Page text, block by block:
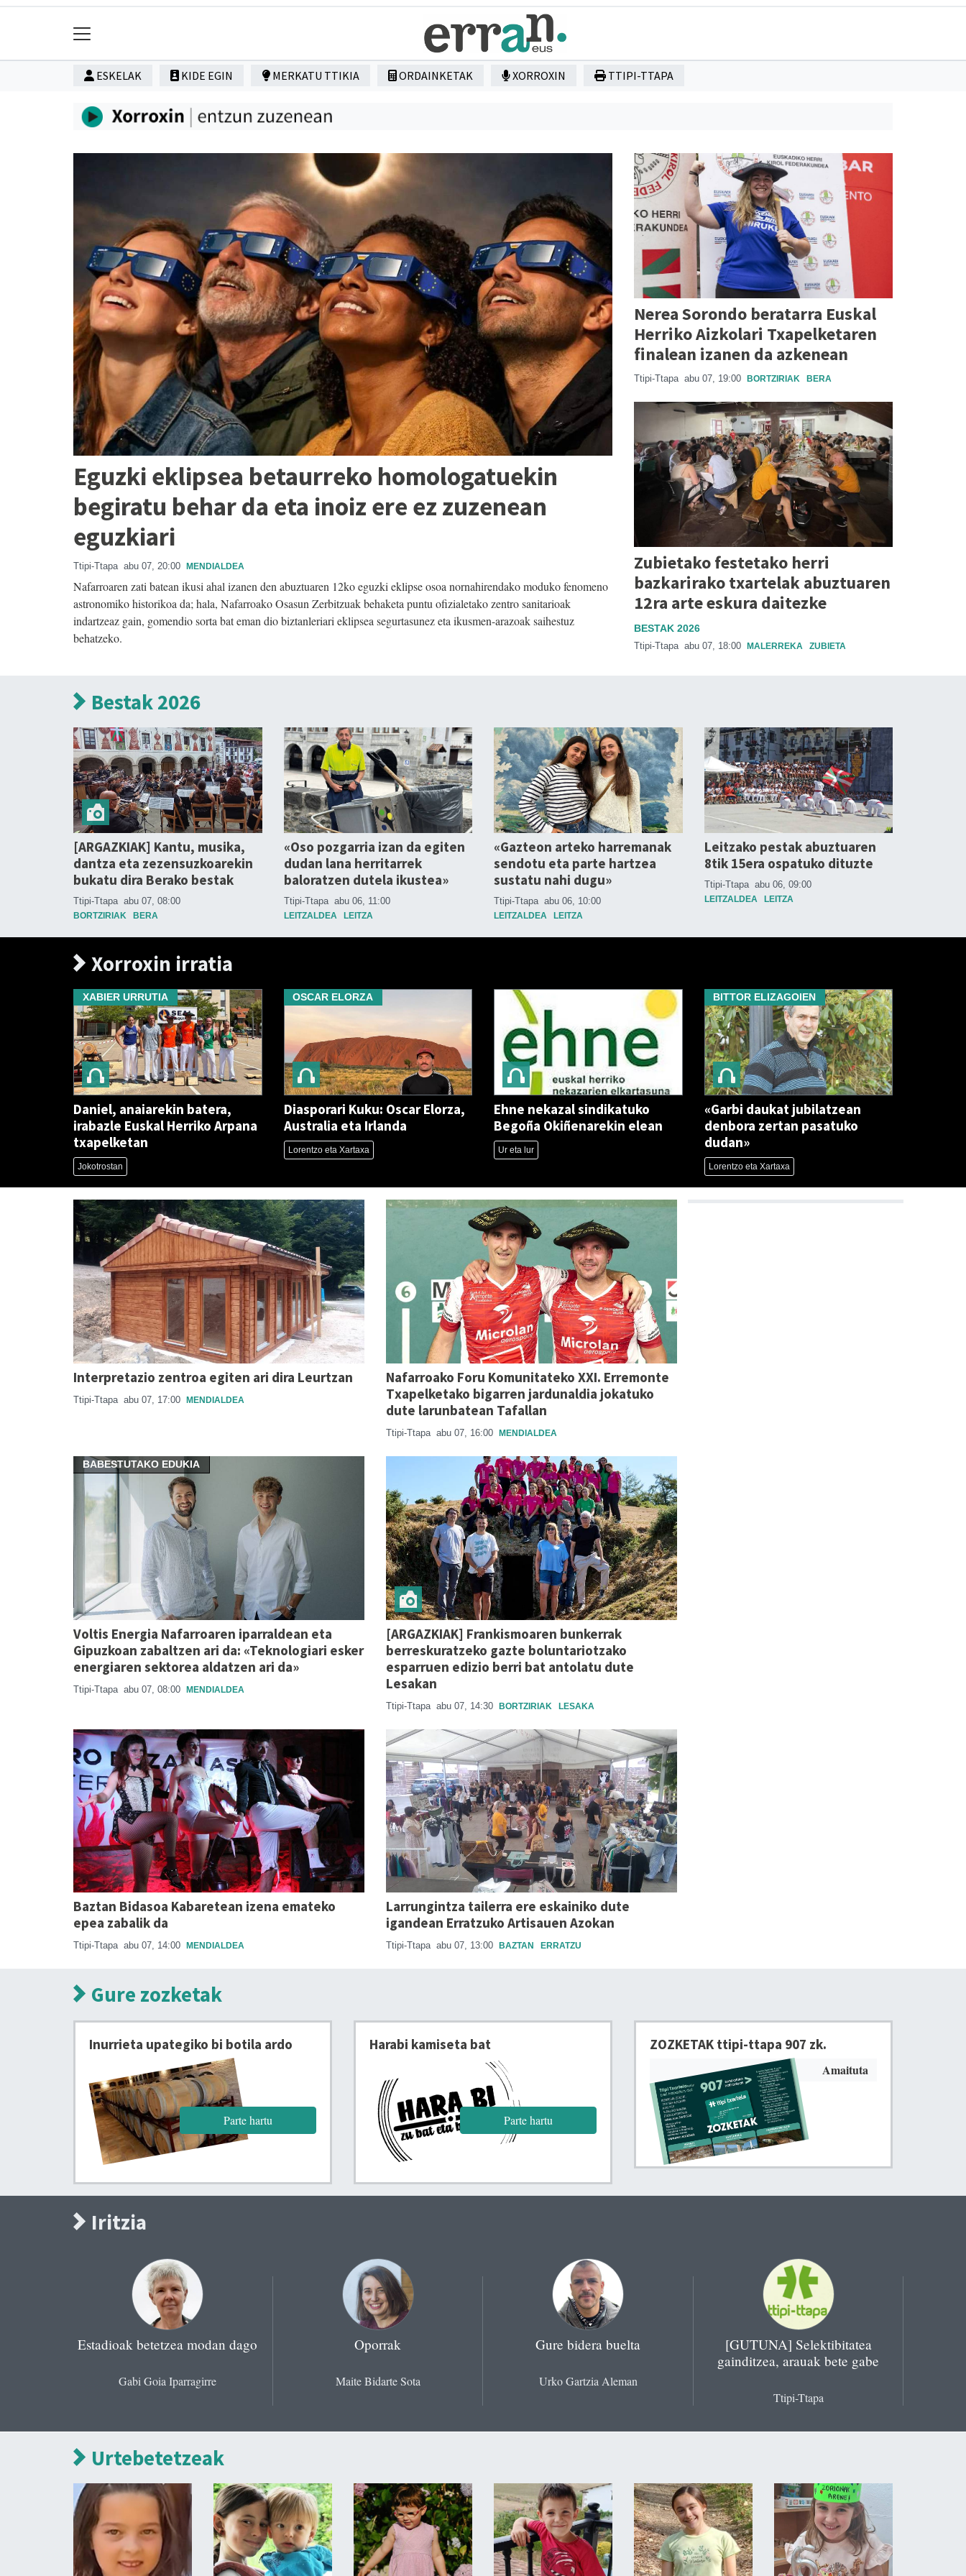
ESKELAK KIDE EGIN MERKATU TTIKIA ORDAINKETAK XORROXIN TTIPI-TTAPA
Eguzki eklipsea betaurreko homologatuekin
begiratu behar da eta inoiz ere ez zuzenean
eguzkiari
Ttipi-Ttapa abu 07, 20:00 MENDIALDEA
Nafarroaren zati batean ikusi ahal izanen den abuztuaren 12ko eguzki eklipse osoa nornahirendako moduko fenomeno
astronomiko historikoa da; hala, Nafarroako Osasun Zerbitzuak behaketa puntu ofizialetako zentro sanitarioak
indartzeaz gain, gomendio sorta bat eman dio biztanleriari eklipsea segurtasunez eta ikusmen-arazoak saihestuz
behatzeko.
Nerea Sorondo beratarra Euskal
Herriko Aizkolari Txapelketaren
finalean izanen da azkenean
Ttipi-Ttapa abu 07, 19:00 BORTZIRIAK BERA
Zubietako festetako herri
bazkarirako txartelak abuztuaren
12ra arte eskura daitezke
BESTAK 2026
Ttipi-Ttapa abu 07, 18:00 MALERREKA ZUBIETA
Bestak 2026
[ARGAZKIAK] Kantu, musika,
dantza eta zezensuzkoarekin
bukatu dira Berako bestak
Ttipi-Ttapa abu 07, 08:00
BORTZIRIAK BERA
«Oso pozgarria izan da egiten
dudan lana herritarrek
baloratzen dutela ikustea»
Ttipi-Ttapa abu 06, 11:00
LEITZALDEA LEITZA
«Gazteon arteko harremanak
sendotu eta parte hartzea
sustatu nahi dugu»
Ttipi-Ttapa abu 06, 10:00
LEITZALDEA LEITZA
Leitzako pestak abuztuaren
8tik 15era ospatuko dituzte
Ttipi-Ttapa abu 06, 09:00
LEITZALDEA LEITZA
Xorroxin irratia
XABIER URRUTIA
Daniel, anaiarekin batera,
irabazle Euskal Herriko Arpana
txapelketan
Jokotrostan
OSCAR ELORZA
Diasporari Kuku: Oscar Elorza,
Australia eta Irlanda
Lorentzo eta Xartaxa
Ehne nekazal sindikatuko
Begoña Okiñenarekin elean
Ur eta lur
BITTOR ELIZAGOIEN
«Garbi daukat jubilatzean
denbora zertan pasatuko
dudan»
Lorentzo eta Xartaxa
Interpretazio zentroa egiten ari dira Leurtzan
Ttipi-Ttapa abu 07, 17:00 MENDIALDEA
Nafarroako Foru Komunitateko XXI. Erremonte
Txapelketako bigarren jardunaldia jokatuko
dute larunbatean Tafallan
Ttipi-Ttapa abu 07, 16:00 MENDIALDEA
BABESTUTAKO EDUKIA
Voltis Energia Nafarroaren iparraldean eta
Gipuzkoan zabaltzen ari da: «Teknologiari esker
energiaren sektorea aldatzen ari da»
Ttipi-Ttapa abu 07, 08:00 MENDIALDEA
[ARGAZKIAK] Frankismoaren bunkerrak
berreskuratzeko gazte boluntariotzako
esparruen edizio berri bat antolatu dute
Lesakan
Ttipi-Ttapa abu 07, 14:30 BORTZIRIAK LESAKA
Baztan Bidasoa Kabaretean izena emateko
epea zabalik da
Ttipi-Ttapa abu 07, 14:00 MENDIALDEA
Larrungintza tailerra ere eskainiko dute
igandean Erratzuko Artisauen Azokan
Ttipi-Ttapa abu 07, 13:00 BAZTAN ERRATZU
Gure zozketak
Inurrieta upategiko bi botila ardo
Parte hartu
Harabi kamiseta bat
Parte hartu
ZOZKETAK ttipi-ttapa 907 zk.
Amaituta
Iritzia
Estadioak betetzea modan dago
Gabi Goia Iparragirre
Oporrak
Maite Bidarte Sota
Gure bidera buelta
Urko Gartzia Aleman
[GUTUNA] Selektibitatea
gainditzea, arauak bete gabe
Ttipi-Ttapa
Urtebetetzeak